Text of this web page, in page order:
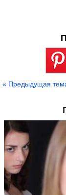
« Предыдущая